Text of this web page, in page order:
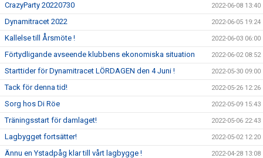
CrazyParty 20220730 2022-06-08 13:40
Dynamitracet 2022 2022-06-05 19:24
Kallelse till Årsmöte ! 2022-06-03 06:00
Förtydligande avseende klubbens ekonomiska situation 2022-06-02 08:52
Starttider för Dynamitracet LÖRDAGEN den 4 Juni ! 2022-05-30 09:00
Tack för denna tid! 2022-05-26 12:26
Sorg hos Di Röe 2022-05-09 15:43
Träningsstart för damlaget! 2022-05-06 22:43
Lagbygget fortsätter! 2022-05-02 12:20
Ännu en Ystadpåg klar till vårt lagbygge ! 2022-04-28 13:08